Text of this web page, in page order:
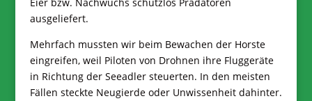
ausgeliefert.
Mehrfach mussten wir beim Bewachen der Horste
eingreifen, weil Piloten von Drohnen ihre Fluggeräte
in Richtung der Seeadler steuerten. In den meisten
Fällen steckte Neugierde oder Unwissenheit dahinter.